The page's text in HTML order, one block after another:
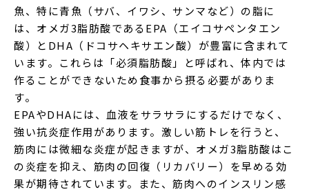
魚、特に青魚（サバ、イワシ、サンマなど）の脂に
は、オメガ3脂肪酸であるEPA（エイコサペンタエン
酸）とDHA（ドコサヘキサエン酸）が豊富に含まれて
います。これらは「必須脂肪酸」と呼ばれ、体内では
作ることができないため食事から摂る必要がありま
す。
EPAやDHAには、血液をサラサラにするだけでなく、
強い抗炎症作用があります。激しい筋トレを行うと、
筋肉には微細な炎症が起きますが、オメガ3脂肪酸はこ
の炎症を抑え、筋肉の回復（リカバリー）を早める効
果が期待されています。また、筋肉へのインスリン感